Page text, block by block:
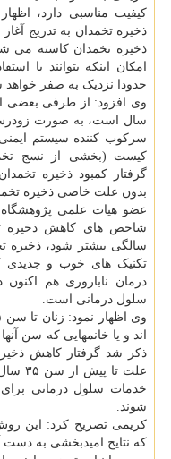
امکان اینکه بتوانند با
حدودا نزدیک به صفر خواهد
سال است، به صورت زودرس
سرکوب کننده سیستم
کیست (بخشی از نسج
گرفتار کمبود ذخیره
بدون علت خاصی ذخیره
عضو هیات علمی
سالگی بیشتر شود، ذخیره
تکنیک های خوب و جدیدی
درمان ناباروری هم
سلول درمانی است.
ذکر شد گرفتار کاهش
خدمات سلول درمانی
شوند.
کریمی تصریح کرد: این
که نتایج امیدبخشی به دست